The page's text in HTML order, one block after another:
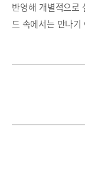
반영해 개별적으로
드 속에서는 만나기